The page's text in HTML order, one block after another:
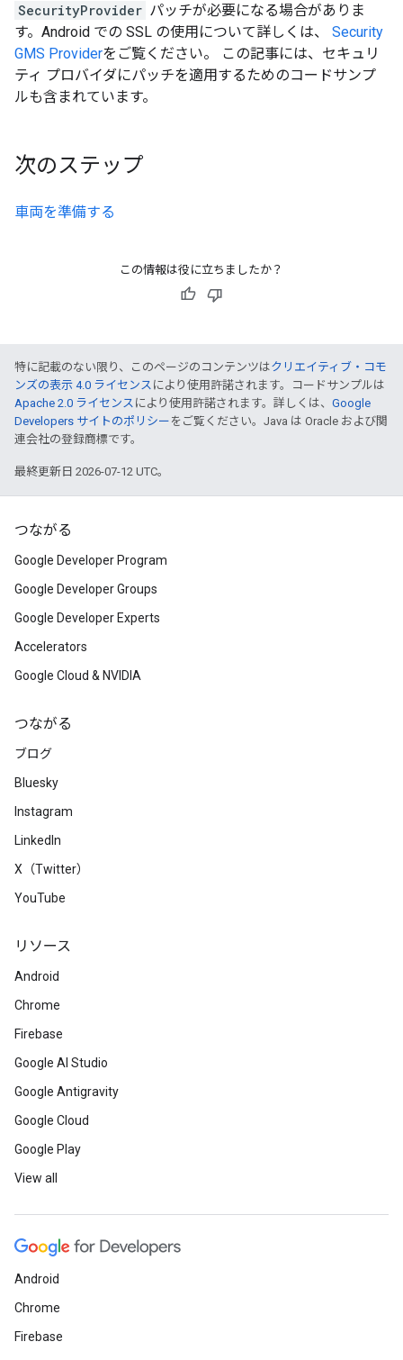
SecurityProvider パッチが必要になる場合がありま
す。Android での SSL の使用について詳しくは、 Security
GMS Providerをご覧ください。 この記事には、セキュリ
ティ プロバイダにパッチを適用するためのコードサンプ
ルも含まれています。
次のステップ
車両を準備する
この情報は役に立ちましたか？
特に記載のない限り、このページのコンテンツはクリエイティブ・コモ
ンズの表示 4.0 ライセンス により使用許諾されます。コードサンプルは
Apache 2.0 ライセンス により使用許諾されます。詳しくは、 Google
Developers サイトのポリシー をご覧ください。Java は Oracle および関
連会社の登録商標です。
最終更新日 2026-07-12 UTC。
つながる
Google Developer Program
Google Developer Groups
Google Developer Experts
Accelerators
Google Cloud & NVIDIA
つながる
ブログ
Bluesky
Instagram
LinkedIn
X（Twitter）
YouTube
リソース
Android
Chrome
Firebase
Google AI Studio
Google Antigravity
Google Cloud
Google Play
View all
Android
Chrome
Firebase